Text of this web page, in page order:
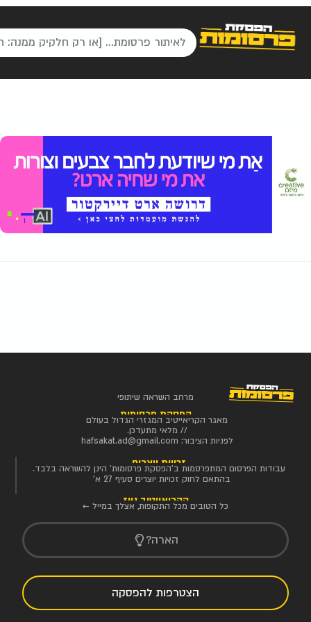
מרחב השראה שיתופי
הפסקת פרסומות
מאגר הקריאייטיב המגזרי הגדול בעולם
// מלאי מתעדכן.
לפניות הציבור: hafsakat.ad@gmail.com
זכויות יוצרים
עבודות הפרסום המתפרסמות ב'הפסקת פרסומות' הינן להשראה בלבד.
בהתאם לחוק זכויות יוצרים סעיף 27 א'
הקריאייטיב ניוז
כל הטובים מכל התקופות, אצלך במייל ←
הארה?
הצטרפות להפסקה